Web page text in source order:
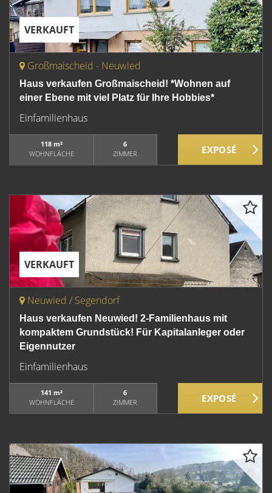
VERKAUFT
Großmaischeid - Neuwied
Haus verkaufen Großmaischeid! *Wohnen auf
einer Ebene mit viel Platz für Ihre Hobbies*
Einfamilienhaus
118 m²
WOHNFLÄCHE
6
ZIMMER
VERKAUFT
Neuwied / Segendorf
Haus verkaufen Neuwied! 2-Familienhaus mit
kompaktem Grundstück! Für Kapitalanleger oder
Eigennutzer
Einfamilienhaus
141 m²
WOHNFLÄCHE
6
ZIMMER